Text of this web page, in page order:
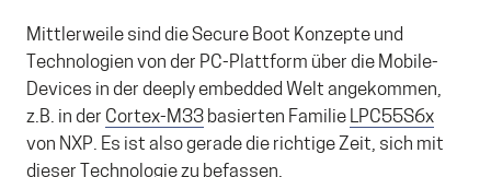
Mittlerweile sind die Secure Boot Konzepte und
Technologien von der PC-Plattform über die Mobile-
Devices in der deeply embedded Welt angekommen,
z.B. in der Cortex-M33 basierten Familie LPC55S6x
von NXP. Es ist also gerade die richtige Zeit, sich mit
dieser Technologie zu befassen.